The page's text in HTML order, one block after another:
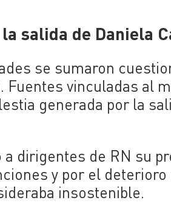
salida de Daniela
se sumaron
vinculadas al
generada por la
dirigentes de RN su
y por el
insostenible.